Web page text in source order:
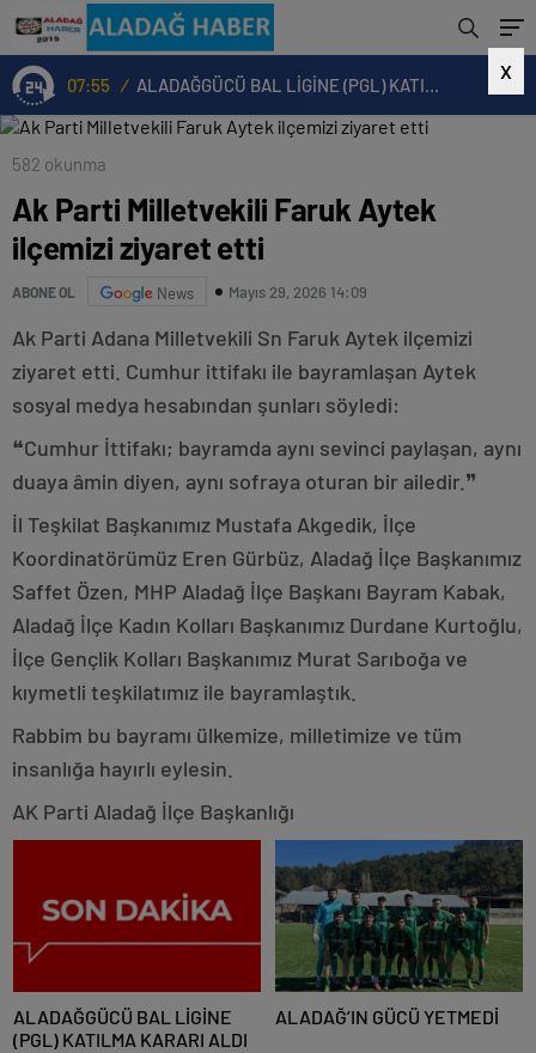
07:55 / ALADAĞGÜCÜ BAL LİGİNE (PGL) KATILMA KARARI ALDI
X
582 okunma
Ak Parti Milletvekili Faruk Aytek
ilçemizi ziyaret etti
ABONE OL News Mayıs 29, 2026 14:09
Ak Parti Adana Milletvekili Sn Faruk Aytek ilçemizi
ziyaret etti. Cumhur ittifakı ile bayramlaşan Aytek
sosyal medya hesabından şunları söyledi:
❝Cumhur İttifakı; bayramda aynı sevinci paylaşan, aynı
duaya âmin diyen, aynı sofraya oturan bir ailedir.❞
İl Teşkilat Başkanımız Mustafa Akgedik, İlçe
Koordinatörümüz Eren Gürbüz, Aladağ İlçe Başkanımız
Saffet Özen, MHP Aladağ İlçe Başkanı Bayram Kabak,
Aladağ İlçe Kadın Kolları Başkanımız Durdane Kurtoğlu,
İlçe Gençlik Kolları Başkanımız Murat Sarıboğa ve
kıymetli teşkilatımız ile bayramlaştık.
Rabbim bu bayramı ülkemize, milletimize ve tüm
insanlığa hayırlı eylesin.
AK Parti Aladağ İlçe Başkanlığı
ALADAĞGÜCÜ BAL LİGİNE
(PGL) KATILMA KARARI ALDI
ALADAĞ’IN GÜCÜ YETMEDİ